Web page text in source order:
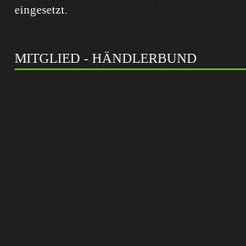
eingesetzt.
MITGLIED - HÄNDLERBUND